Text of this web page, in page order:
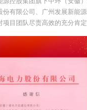
份有限公司、广州发展新能
项目团队尽责高效的充分肯